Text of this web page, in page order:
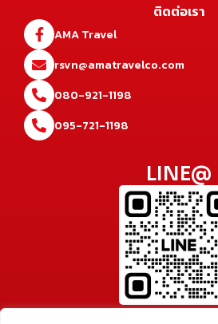
ติดต่อเรา
AMA Travel
rsvn@amatravelco.com
080-921-1198
095-721-1198
LINE@
@amatravel